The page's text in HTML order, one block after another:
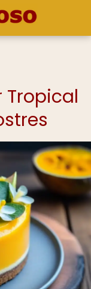
Tropical